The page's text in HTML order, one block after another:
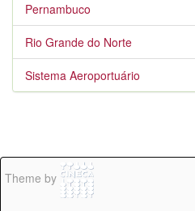
Pernambuco
Rio Grande do Norte
Sistema Aeroportuário
Theme by